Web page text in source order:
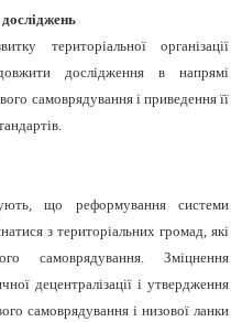
територіальної організації
дослідження в напрямі
самоврядування і приведення її
що реформування системи
з територіальних громад, які
самоврядування. Зміцнення
децентралізації і утвердження
самоврядування і низової ланки